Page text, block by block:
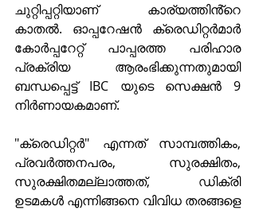
ചുറ്റിപ്പറ്റിയാണ് കാര്യത്തിൻ്റെ
കാതൽ. ഓപ്പറേഷൻ ക്രെഡിറ്റർമാർ
കോർപ്പറേറ്റ് പാപ്പരത്ത പരിഹാര
പ്രക്രിയ ആരംഭിക്കുന്നതുമായി
ബന്ധപ്പെട്ട് IBC യുടെ സെക്ഷൻ 9
നിർണായകമാണ്.
"ക്രെഡിറ്റർ" എന്നത് സാമ്പത്തികം,
പ്രവർത്തനപരം, സുരക്ഷിതം,
സുരക്ഷിതമല്ലാത്തത്, ഡിക്രി
ഉടമകൾ എന്നിങ്ങനെ വിവിധ തരങ്ങളെ